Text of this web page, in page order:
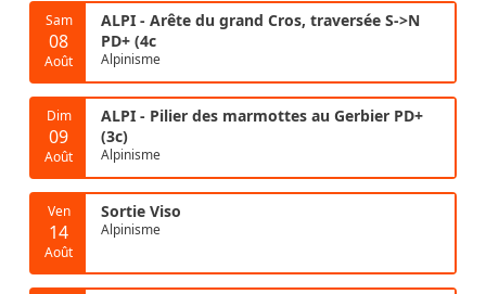
Sam
08
Août
ALPI - Arête du grand Cros, traversée S->N
PD+ (4c
Alpinisme
Dim
09
Août
ALPI - Pilier des marmottes au Gerbier PD+
(3c)
Alpinisme
Ven
14
Août
Sortie Viso
Alpinisme